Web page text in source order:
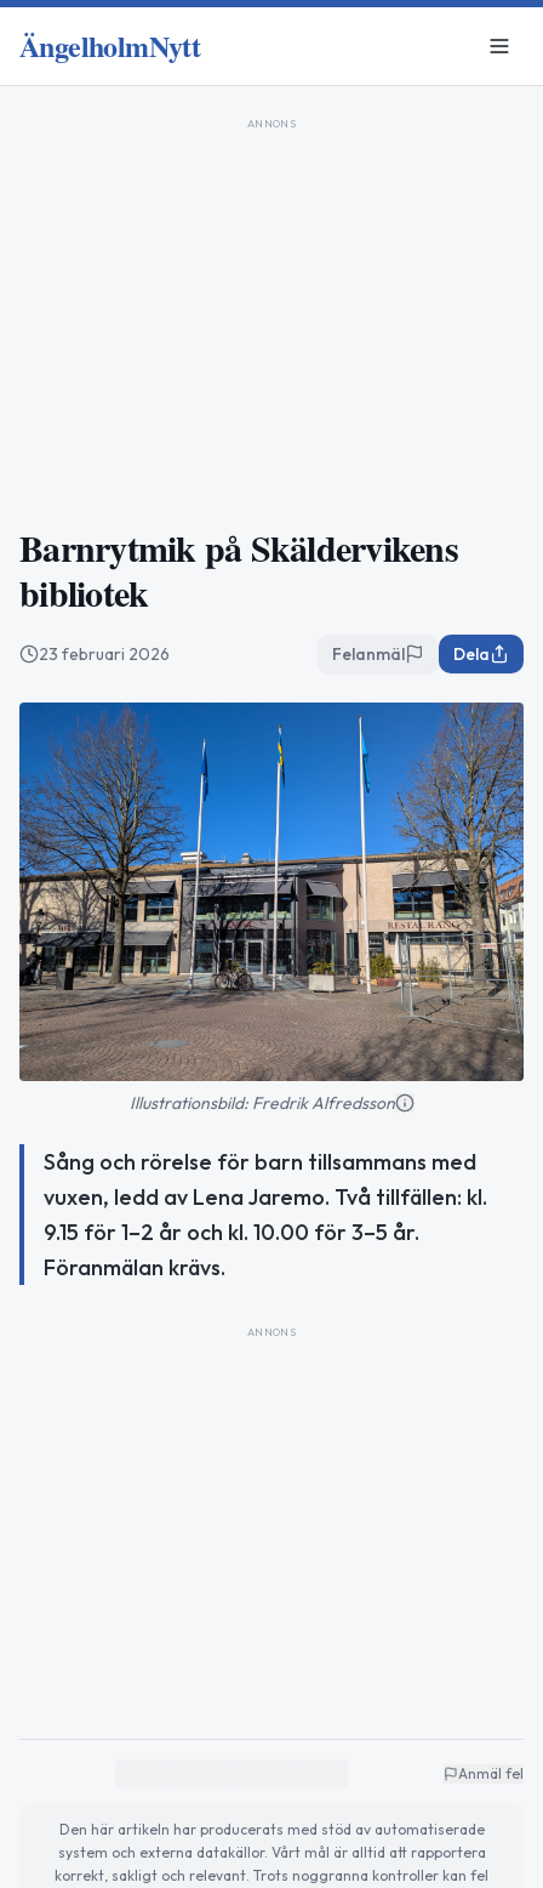
ÄngelholmNytt
ANNONS
Barnrytmik på Skäldervikens
bibliotek
23 februari 2026 Felanmäl Dela
Illustrationsbild: Fredrik Alfredsson
Sång och rörelse för barn tillsammans med
vuxen, ledd av Lena Jaremo. Två tillfällen: kl.
9.15 för 1–2 år och kl. 10.00 för 3–5 år.
Föranmälan krävs.
ANNONS
Anmäl fel
Den här artikeln har producerats med stöd av automatiserade
system och externa datakällor. Vårt mål är alltid att rapportera
korrekt, sakligt och relevant. Trots noggranna kontroller kan fel